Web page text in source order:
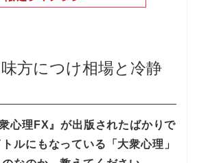
方につけ相場と冷静
心理FX』が出版されたばかりで
ルにもなっている「大衆心理」